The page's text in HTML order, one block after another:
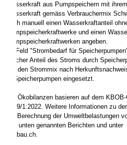
Wasserkraft aus Pumpspeichern mit
Wasserkraft gemäss Verbrauchermix
auch manuell einen Wasserkraftanteil
Pumpspeicherkraftwerke und einen
Pumpspeicherkraftwerken angeben.
Im Feld "Strombedarf für
welcher Anteil des Stroms durch
Für den Strommix nach
fürSpeicherpumpen eingesetzt.
Die Ökobilanzen basieren auf dem
2009/1:2022. Weitere Informationen zu
zur Berechnung der Umweltbelastungen
den unten genannten Berichten und unter
ecobau.ch.